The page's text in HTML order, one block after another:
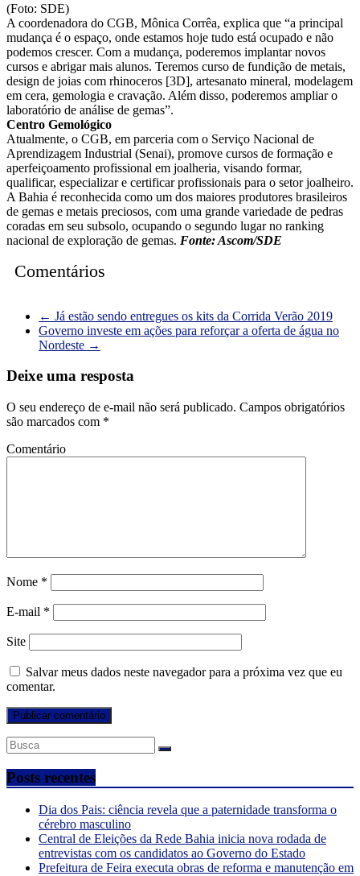
(Foto: SDE)
A coordenadora do CGB, Mônica Corrêa, explica que “a principal
mudança é o espaço, onde estamos hoje tudo está ocupado e não
podemos crescer. Com a mudança, poderemos implantar novos
cursos e abrigar mais alunos. Teremos curso de fundição de metais,
design de joias com rhinoceros [3D], artesanato mineral, modelagem
em cera, gemologia e cravação. Além disso, poderemos ampliar o
laboratório de análise de gemas”.
Centro Gemológico
Atualmente, o CGB, em parceria com o Serviço Nacional de
Aprendizagem Industrial (Senai), promove cursos de formação e
aperfeiçoamento profissional em joalheria, visando formar,
qualificar, especializar e certificar profissionais para o setor joalheiro.
A Bahia é reconhecida como um dos maiores produtores brasileiros
de gemas e metais preciosos, com uma grande variedade de pedras
coradas em seu subsolo, ocupando o segundo lugar no ranking
nacional de exploração de gemas. Fonte: Ascom/SDE
Comentários
← Já estão sendo entregues os kits da Corrida Verão 2019
Governo investe em ações para reforçar a oferta de água no
Nordeste →
Deixe uma resposta
O seu endereço de e-mail não será publicado. Campos obrigatórios
são marcados com *
Comentário
Nome *
E-mail *
Site
Salvar meus dados neste navegador para a próxima vez que eu
comentar.
Posts recentes
Dia dos Pais: ciência revela que a paternidade transforma o
cérebro masculino
Central de Eleições da Rede Bahia inicia nova rodada de
entrevistas com os candidatos ao Governo do Estado
Prefeitura de Feira executa obras de reforma e manutenção em